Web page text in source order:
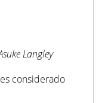
Langley
considerado